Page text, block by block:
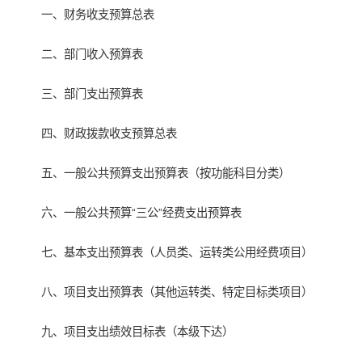
一、财务收支预算总表
二、部门收入预算表
三、部门支出预算表
四、财政拨款收支预算总表
五、一般公共预算支出预算表（按功能科目分类）
六、一般公共预算“三公”经费支出预算表
七、基本支出预算表（人员类、运转类公用经费项目）
八、项目支出预算表（其他运转类、特定目标类项目）
九、项目支出绩效目标表（本级下达）